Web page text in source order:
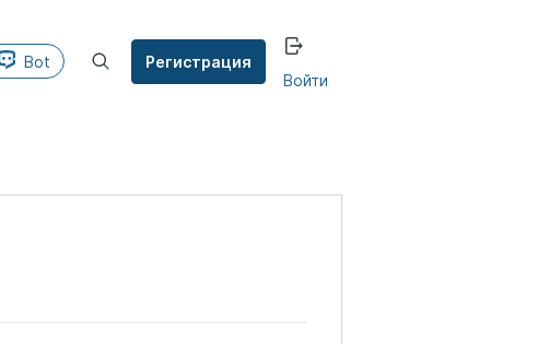
Bot
Регистрация
Войти